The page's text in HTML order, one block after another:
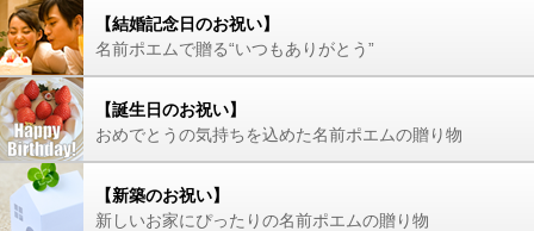
【結婚記念日のお祝い】
名前ポエムで贈る“いつもありがとう”
【誕生日のお祝い】
おめでとうの気持ちを込めた名前ポエムの贈り物
【新築のお祝い】
新しいお家にぴったりの名前ポエムの贈り物